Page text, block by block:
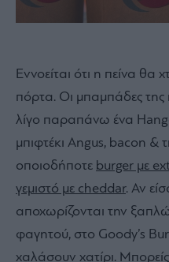
Εννοείται ότι η πείνα θα
πόρτα. Οι μπαμπάδες της
λίγο παραπάνω ένα
μπιφτέκι Angus, bacon &
οποιoδήποτε burger με
γεμιστό με cheddar. Αν
αποχωρίζονται την
φαγητού, στο Goody’s
χαλάσουν χατίρι.